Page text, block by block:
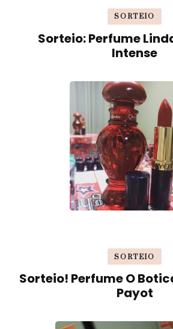
SORTEIO
Sorteio: Perfume
Intense
SORTEIO
Sorteio! Perfume O
Payot